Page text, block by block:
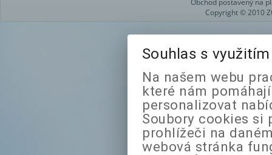
Obchod postavený na
Copyright © 2010
Souhlas s
Na našem webu
které nám
personalizovat
Soubory cookies si
prohlížeči na
webová stránka